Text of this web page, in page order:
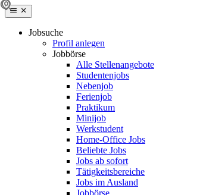
Jobsuche
Profil anlegen
Jobbörse
Alle Stellenangebote
Studentenjobs
Nebenjob
Ferienjob
Praktikum
Minijob
Werkstudent
Home-Office Jobs
Beliebte Jobs
Jobs ab sofort
Tätigkeitsbereiche
Jobs im Ausland
Jobbörse